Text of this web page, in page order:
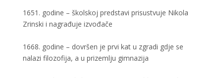
1651. godine – školskoj predstavi prisustvuje Nikola
Zrinski i nagrađuje izvođače
1668. godine – dovršen je prvi kat u zgradi gdje se
nalazi filozofija, a u prizemlju gimnazija